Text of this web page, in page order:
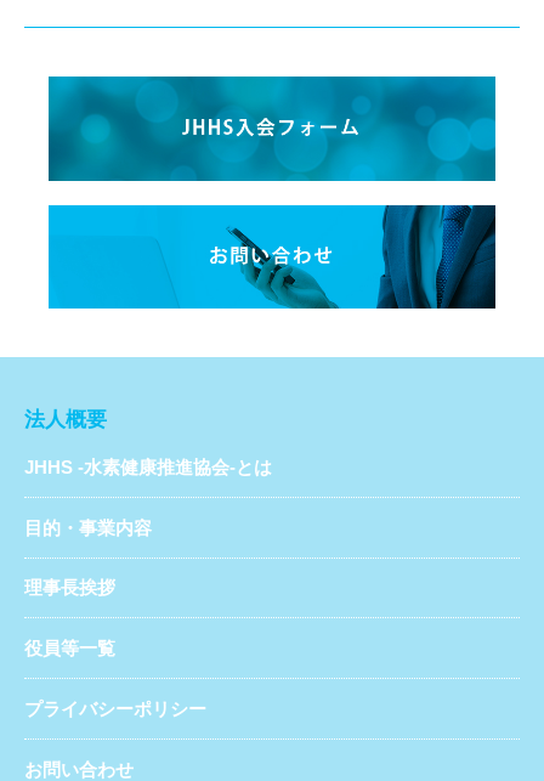
法人概要
JHHS -水素健康推進協会-とは
目的・事業内容
理事長挨拶
役員等一覧
プライバシーポリシー
お問い合わせ